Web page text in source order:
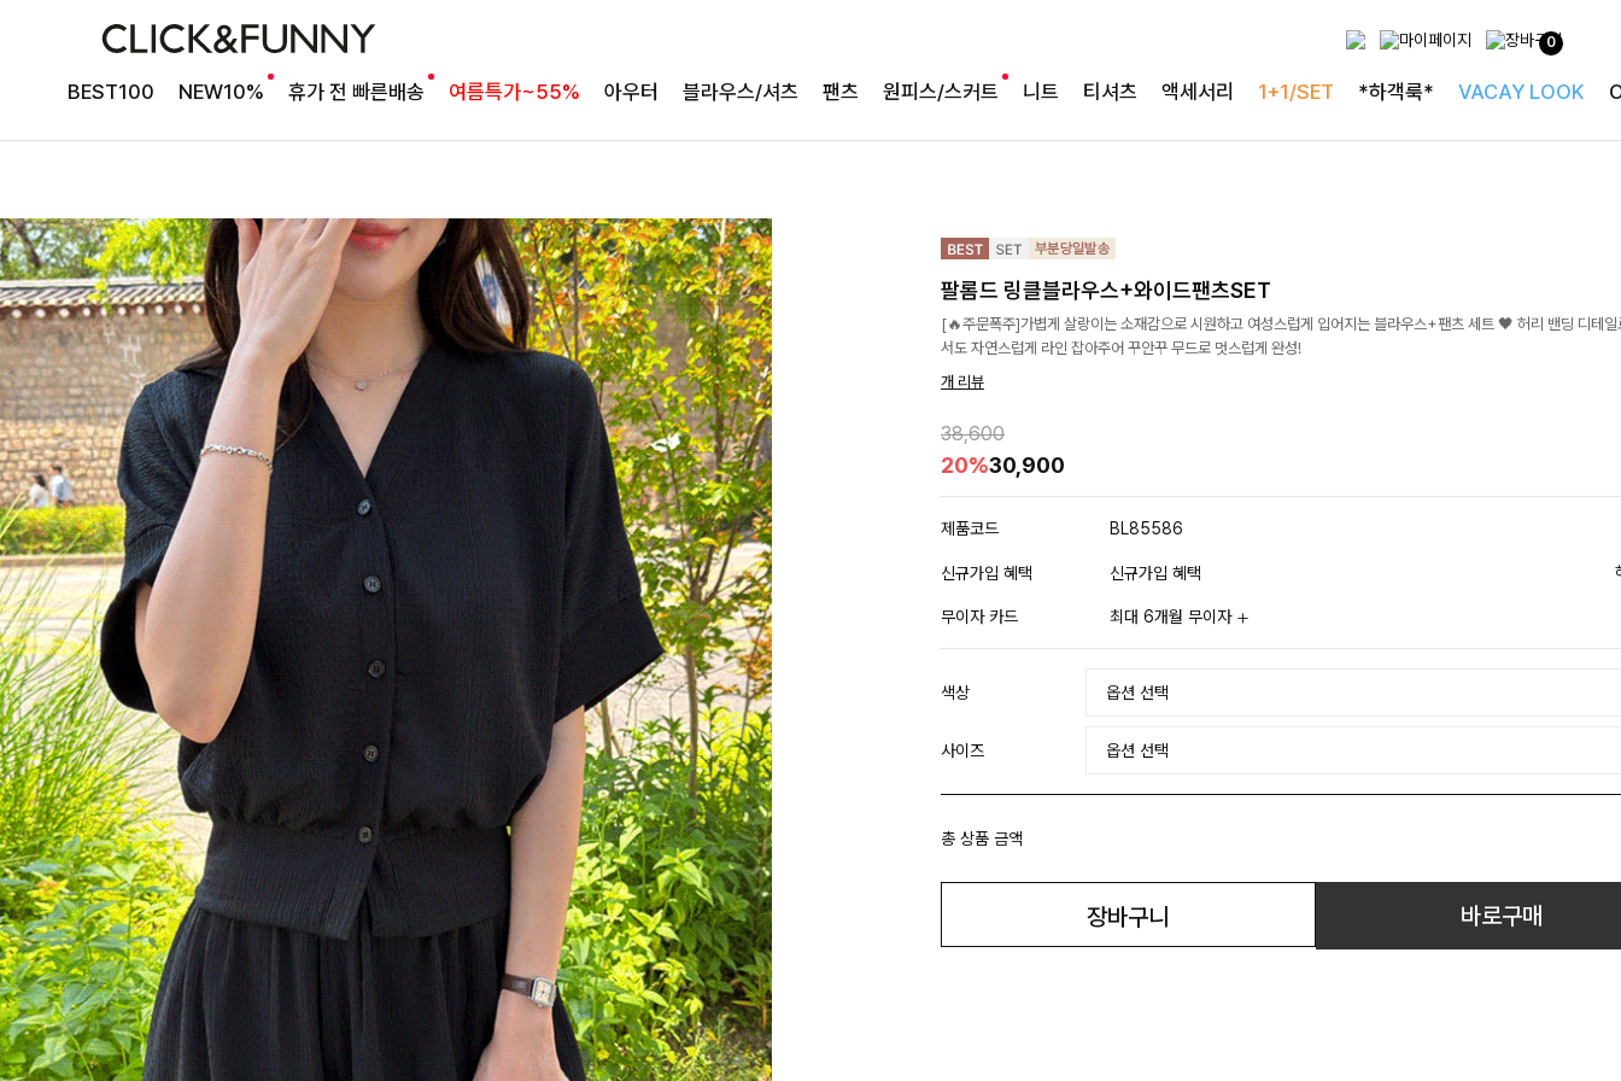
0
BEST100 NEW10% 휴가 전 빠른배송 여름특가~55% 아우터 블라우스/셔츠 팬츠 원피스/스커트 니트 티셔츠 액세서리 1+1/SET *하객룩* VACAY LOOK
팔롬드 링클블라우스+와이드팬츠SET
[🔥주문폭주]가볍게 살랑이는 소재감으로 시원하고 여성스럽게 입어지는 블라우스+팬츠 세트 🖤 허리 밴딩 디테일
서도 자연스럽게 라인 잡아주어 꾸안꾸 무드로 멋스럽게 완성!
개 리뷰
38,600
20%30,900
제품코드 BL85586
신규가입 혜택 신규가입 혜택
무이자 카드 최대 6개월 무이자
색상
사이즈
총 상품 금액
장바구니 바로구매